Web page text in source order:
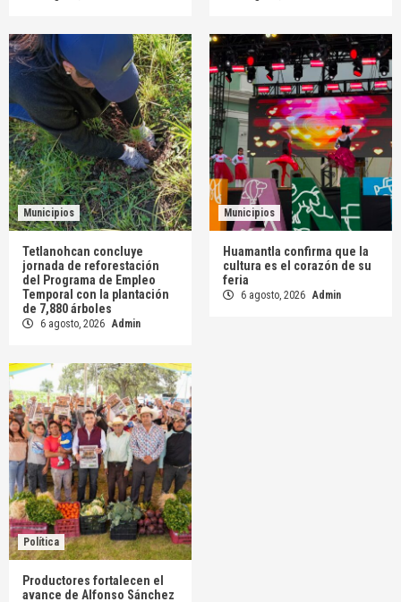
Municipios
Tetlanohcan concluye
jornada de reforestación
del Programa de Empleo
Temporal con la plantación
de 7,880 árboles
6 agosto, 2026 Admin
Municipios
Huamantla confirma que la
cultura es el corazón de su
feria
6 agosto, 2026 Admin
Política
Productores fortalecen el
avance de Alfonso Sánchez